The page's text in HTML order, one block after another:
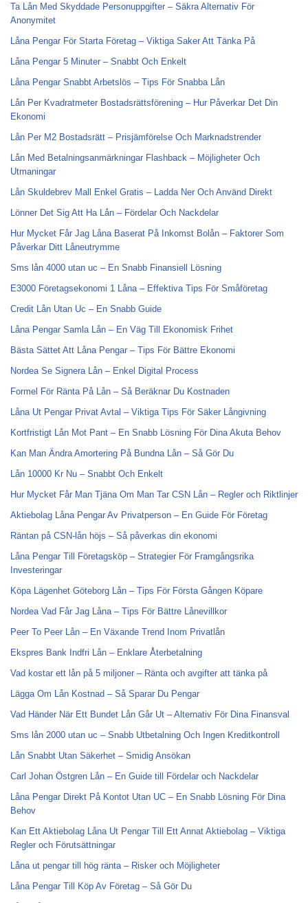
Ta Lån Med Skyddade Personuppgifter – Säkra Alternativ För
Anonymitet
Låna Pengar För Starta Företag – Viktiga Saker Att Tänka På
Låna Pengar 5 Minuter – Snabbt Och Enkelt
Låna Pengar Snabbt Arbetslös – Tips För Snabba Lån
Lån Per Kvadratmeter Bostadsrättsförening – Hur Påverkar Det Din
Ekonomi
Lån Per M2 Bostadsrätt – Prisjämförelse Och Marknadstrender
Lån Med Betalningsanmärkningar Flashback – Möjligheter Och
Utmaningar
Lån Skuldebrev Mall Enkel Gratis – Ladda Ner Och Använd Direkt
Lönner Det Sig Att Ha Lån – Fördelar Och Nackdelar
Hur Mycket Får Jag Låna Baserat På Inkomst Bolån – Faktorer Som
Påverkar Ditt Låneutrymme
Sms lån 4000 utan uc – En Snabb Finansiell Lösning
E3000 Företagsekonomi 1 Låna – Effektiva Tips För Småföretag
Credit Lån Utan Uc – En Snabb Guide
Låna Pengar Samla Lån – En Väg Till Ekonomisk Frihet
Bästa Sättet Att Låna Pengar – Tips För Bättre Ekonomi
Nordea Se Signera Lån – Enkel Digital Process
Formel För Ränta På Lån – Så Beräknar Du Kostnaden
Låna Ut Pengar Privat Avtal – Viktiga Tips För Säker Långivning
Kortfristigt Lån Mot Pant – En Snabb Lösning För Dina Akuta Behov
Kan Man Ändra Amortering På Bundna Lån – Så Gör Du
Lån 10000 Kr Nu – Snabbt Och Enkelt
Hur Mycket Får Man Tjäna Om Man Tar CSN Lån – Regler och Riktlinjer
Aktiebolag Låna Pengar Av Privatperson – En Guide För Företag
Räntan på CSN-lån höjs – Så påverkas din ekonomi
Låna Pengar Till Företagsköp – Strategier För Framgångsrika
Investeringar
Köpa Lägenhet Göteborg Lån – Tips För Första Gången Köpare
Nordea Vad Får Jag Låna – Tips För Bättre Lånevillkor
Peer To Peer Lån – En Växande Trend Inom Privatlån
Ekspres Bank Indfri Lån – Enklare Återbetalning
Vad kostar ett lån på 5 miljoner – Ränta och avgifter att tänka på
Lägga Om Lån Kostnad – Så Sparar Du Pengar
Vad Händer När Ett Bundet Lån Går Ut – Alternativ För Dina Finansval
Sms lån 2000 utan uc – Snabb Utbetalning Och Ingen Kreditkontroll
Lån Snabbt Utan Säkerhet – Smidig Ansökan
Carl Johan Östgren Lån – En Guide till Fördelar och Nackdelar
Låna Pengar Direkt På Kontot Utan UC – En Snabb Lösning För Dina
Behov
Kan Ett Aktiebolag Låna Ut Pengar Till Ett Annat Aktiebolag – Viktiga
Regler och Förutsättningar
Låna ut pengar till hög ränta – Risker och Möjligheter
Låna Pengar Till Köp Av Företag – Så Gör Du